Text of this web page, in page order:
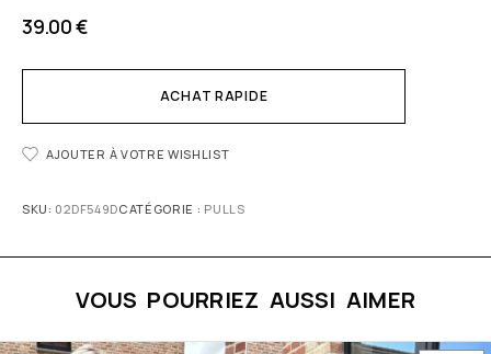
39.00€
ACHAT RAPIDE
AJOUTER À VOTRE WISHLIST
SKU: 02DF549DCATÉGORIE : PULLS
VOUS POURRIEZ AUSSI AIMER